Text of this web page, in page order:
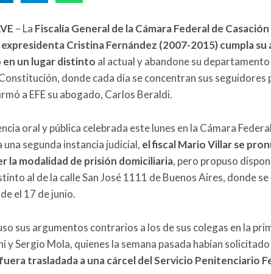
– La Fiscalía General de la Cámara Federal de
expresidenta Cristina Fernández (2007-2015) cumpla
en un lugar distinto al actual y abandone su
donde cada día se concentran sus seguidores
a EFE su abogado, Carlos Beraldi.
oral y pública celebrada este lunes en la Cámara
una segunda instancia judicial, el fiscal Mario Villar se
la modalidad de prisión domiciliaria, pero propuso
al de la calle San José 1111 de Buenos Aires, donde
el 17 de junio.
sus argumentos contrarios a los de sus colegas en la
y Sergio Mola, quienes la semana pasada habían solicitado
trasladada a una cárcel del Servicio Penitenciario